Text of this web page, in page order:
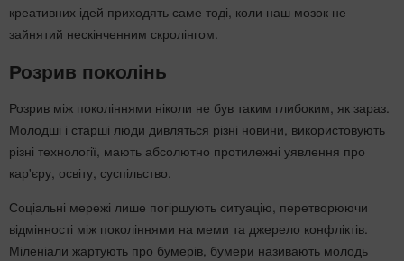
креативних ідей приходять саме тоді, коли наш мозок не
зайнятий нескінченним скролінгом.
Розрив поколінь
Розрив між поколіннями ніколи не був таким глибоким, як зараз.
Молодші і старші люди дивляться різні новини, використовують
різні технології, мають абсолютно протилежні уявлення про
кар'єру, освіту, суспільство.
Соціальні мережі лише погіршують ситуацію, перетворюючи
відмінності між поколіннями на меми та джерело конфліктів.
Міленіали жартують про бумерів, бумери називають молодь